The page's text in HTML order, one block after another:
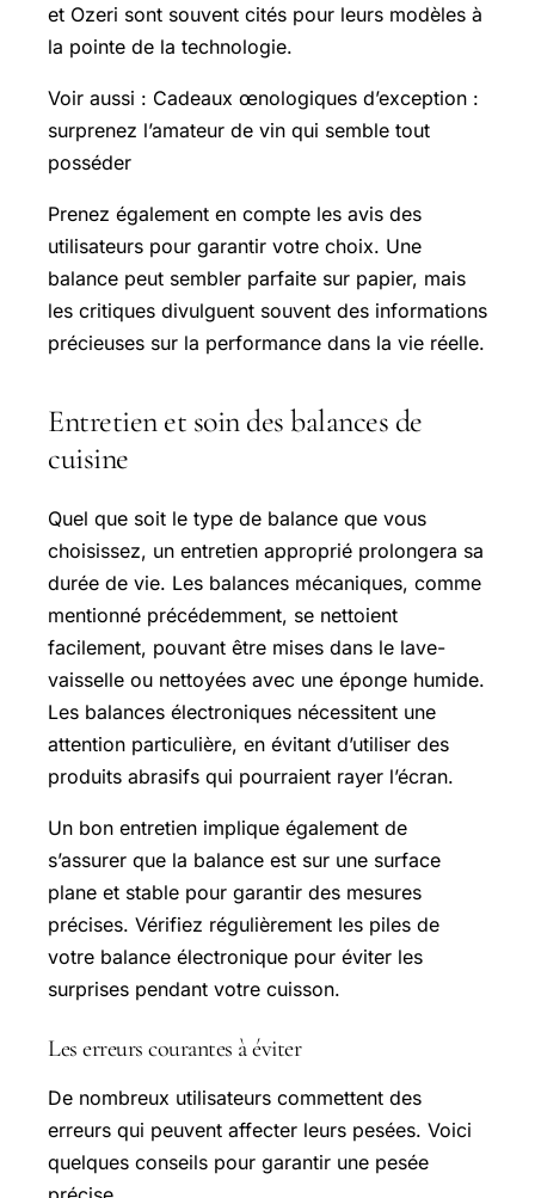
et Ozeri sont souvent cités pour leurs modèles à
la pointe de la technologie.
Voir aussi : Cadeaux œnologiques d’exception :
surprenez l’amateur de vin qui semble tout
posséder
Prenez également en compte les avis des
utilisateurs pour garantir votre choix. Une
balance peut sembler parfaite sur papier, mais
les critiques divulguent souvent des informations
précieuses sur la performance dans la vie réelle.
Entretien et soin des balances de
cuisine
Quel que soit le type de balance que vous
choisissez, un entretien approprié prolongera sa
durée de vie. Les balances mécaniques, comme
mentionné précédemment, se nettoient
facilement, pouvant être mises dans le lave-
vaisselle ou nettoyées avec une éponge humide.
Les balances électroniques nécessitent une
attention particulière, en évitant d’utiliser des
produits abrasifs qui pourraient rayer l’écran.
Un bon entretien implique également de
s’assurer que la balance est sur une surface
plane et stable pour garantir des mesures
précises. Vérifiez régulièrement les piles de
votre balance électronique pour éviter les
surprises pendant votre cuisson.
Les erreurs courantes à éviter
De nombreux utilisateurs commettent des
erreurs qui peuvent affecter leurs pesées. Voici
quelques conseils pour garantir une pesée